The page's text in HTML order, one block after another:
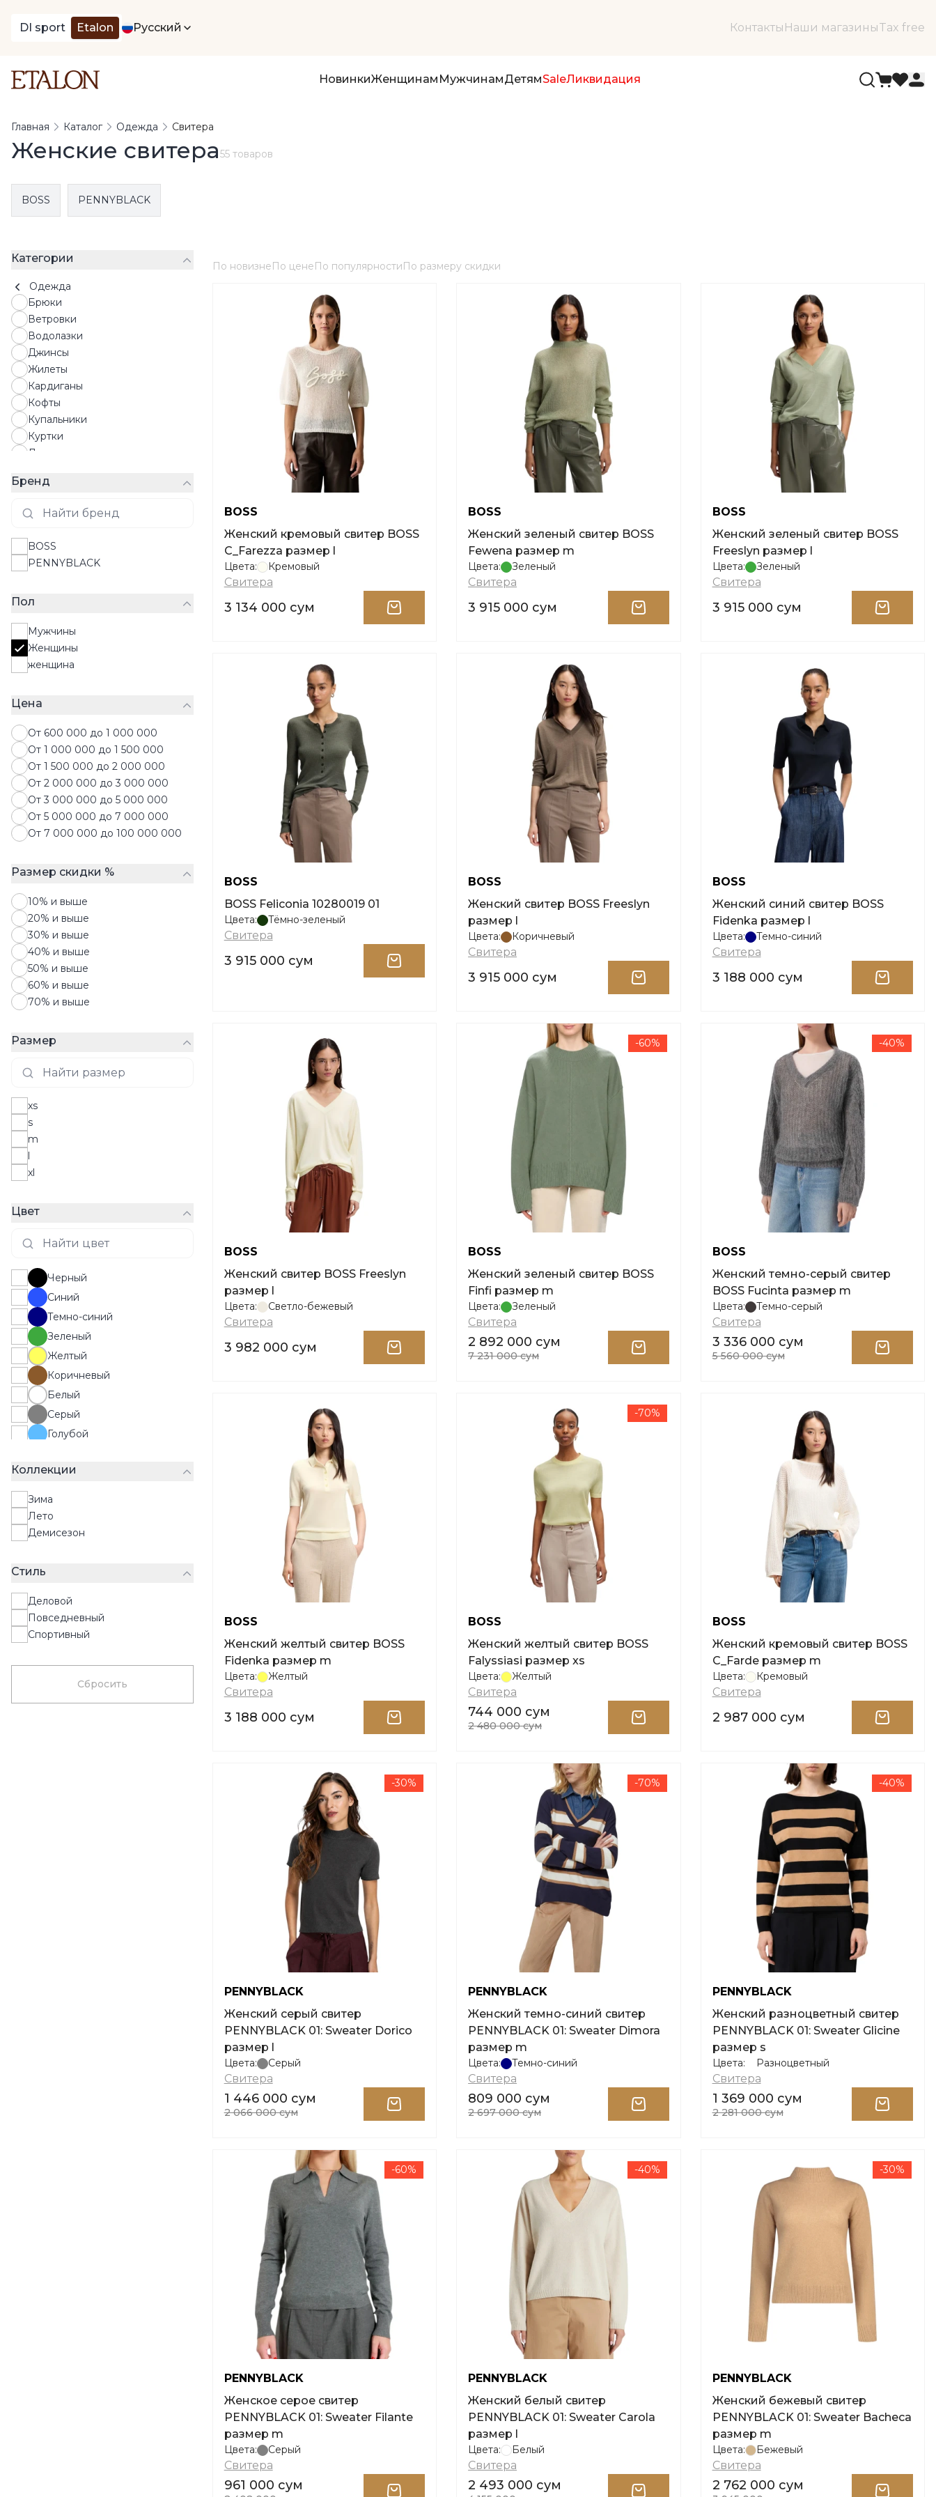
DI sport Etalon Русский Контакты Наши магазиныTax free
НовинкиЖенщинам МужчинамДетямSaleЛиквидация
Главная Каталог Одежда Свитера
Женские свитера55 товаров
BOSS PENNYBLACK
Категории
Одежда
Брюки
Ветровки
Водолазки
Джинсы
Жилеты
Кардиганы
Кофты
Купальники
Куртки
Лонгсливы
Пальто
Пижамы
Плащи
Поло
Рубашки
Свитшоты
Толстовки
Топы
Худи
Юбки
Бренд
BOSS
PENNYBLACK
Пол
Мужчины
Женщины
женщина
Цена
От 600 000 до 1 000 000
От 1 000 000 до 1 500 000
От 1 500 000 до 2 000 000
От 2 000 000 до 3 000 000
От 3 000 000 до 5 000 000
От 5 000 000 до 7 000 000
От 7 000 000 до 100 000 000
Размер скидки %
10% и выше
20% и выше
30% и выше
40% и выше
50% и выше
60% и выше
70% и выше
Размер
xs
s
m
l
xl
Цвет
Черный
Синий
Темно-синий
Зеленый
Желтый
Коричневый
Белый
Серый
Голубой
Бордовый
Темно-серый
Тёмно-зеленый
Светло-серый
Коллекции
Зима
Лето
Демисезон
Стиль
Деловой
Повседневный
Спортивный
Сбросить
По новизнеПо ценеПо популярностиПо размеру скидки
BOSS
Женский кремовый свитер BOSS
C_Farezza размер l
Цвета: Кремовый
Свитера
3 134 000 сум
BOSS
Женский зеленый свитер BOSS
Fewena размер m
Цвета: Зеленый
Свитера
3 915 000 сум
BOSS
Женский зеленый свитер BOSS
Freeslyn размер l
Цвета: Зеленый
Свитера
3 915 000 сум
BOSS
BOSS Feliconia 10280019 01
Цвета: Тёмно-зеленый
Свитера
3 915 000 сум
BOSS
Женский свитер BOSS Freeslyn
размер l
Цвета: Коричневый
Свитера
3 915 000 сум
BOSS
Женский синий свитер BOSS
Fidenka размер l
Цвета: Темно-синий
Свитера
3 188 000 сум
BOSS
Женский свитер BOSS Freeslyn
размер l
Цвета: Светло-бежевый
Свитера
3 982 000 сум
-60%
BOSS
Женский зеленый свитер BOSS
Finfi размер m
Цвета: Зеленый
Свитера
2 892 000 сум
7 231 000 сум
-40%
BOSS
Женский темно-серый свитер
BOSS Fucinta размер m
Цвета: Темно-серый
Свитера
3 336 000 сум
5 560 000 сум
BOSS
Женский желтый свитер BOSS
Fidenka размер m
Цвета: Желтый
Свитера
3 188 000 сум
-70%
BOSS
Женский желтый свитер BOSS
Falyssiasi размер xs
Цвета: Желтый
Свитера
744 000 сум
2 480 000 сум
BOSS
Женский кремовый свитер BOSS
C_Farde размер m
Цвета: Кремовый
Свитера
2 987 000 сум
-30%
PENNYBLACK
Женский серый свитер
PENNYBLACK 01: Sweater Dorico
размер l
Цвета: Серый
Свитера
1 446 000 сум
2 066 000 сум
-70%
PENNYBLACK
Женский темно-синий свитер
PENNYBLACK 01: Sweater Dimora
размер m
Цвета: Темно-синий
Свитера
809 000 сум
2 697 000 сум
-40%
PENNYBLACK
Женский разноцветный свитер
PENNYBLACK 01: Sweater Glicine
размер s
Цвета: Разноцветный
Свитера
1 369 000 сум
2 281 000 сум
-60%
PENNYBLACK
Женское серое свитер
PENNYBLACK 01: Sweater Filante
размер m
Цвета: Серый
Свитера
961 000 сум
-40%
PENNYBLACK
Женский белый свитер
PENNYBLACK 01: Sweater Carola
размер l
Цвета: Белый
Свитера
2 493 000 сум
-30%
PENNYBLACK
Женский бежевый свитер
PENNYBLACK 01: Sweater Bacheca
размер m
Цвета: Бежевый
Свитера
2 762 000 сум